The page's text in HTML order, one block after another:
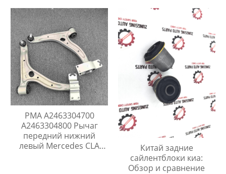
PMA A2463304700
A2463304800 Рычаг
передний нижний
левый Mercedes CLA
Китай задние
сайлентблоки киа:
Обзор и сравнение